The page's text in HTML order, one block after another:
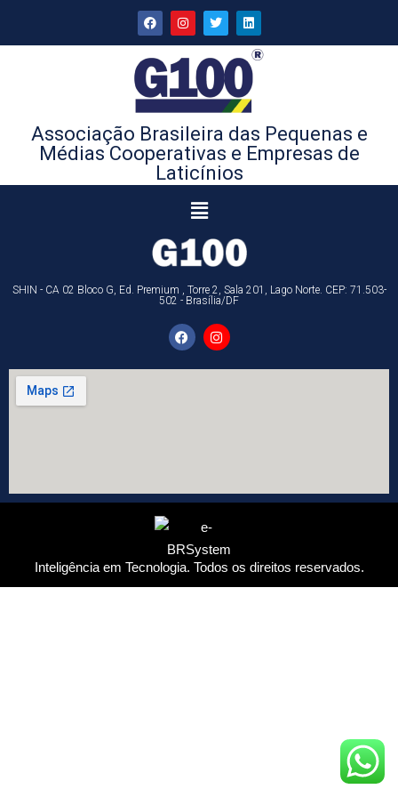
Associação Brasileira das Pequenas e
Médias Cooperativas e Empresas de
Laticínios
SHIN - CA 02 Bloco G, Ed. Premium , Torre 2, Sala 201, Lago Norte. CEP: 71.503-
502 - Brasília/DF
Inteligência em Tecnologia. Todos os direitos reservados.